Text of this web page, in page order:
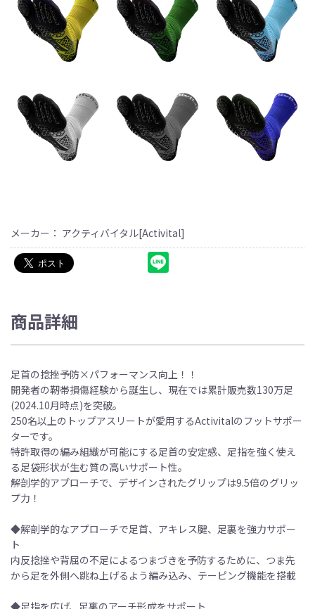
メーカー： アクティバイタル[Activital]
商品詳細
足首の捻挫予防×パフォーマンス向上！！
開発者の靭帯損傷経験から誕生し、現在では累計販売数130万足
(2024.10月時点)を突破。
250名以上のトップアスリートが愛用するActivitalのフットサポー
ターです。
特許取得の編み組織が可能にする足首の安定感、足指を強く使え
る足袋形状が生む質の高いサポート性。
解剖学的アプローチで、デザインされたグリップは9.5倍のグリッ
プ力！
◆解剖学的なアプローチで足首、アキレス腱、足裏を強力サポー
ト
内反捻挫や背屈の不足によるつまづきを予防するために、つま先
から足を外側へ跳ね上げるよう編み込み、テーピング機能を搭載